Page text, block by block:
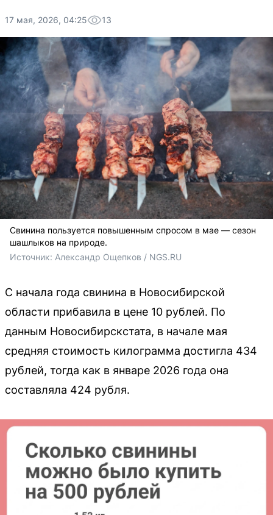
17 мая, 2026, 04:25 13
Свинина пользуется повышенным спросом в мае — сезон
шашлыков на природе.
Источник: Александр Ощепков / NGS.RU
С начала года свинина в Новосибирской
области прибавила в цене 10 рублей. По
данным Новосибирскстата, в начале мая
средняя стоимость килограмма достигла 434
рублей, тогда как в январе 2026 года она
составляла 424 рубля.